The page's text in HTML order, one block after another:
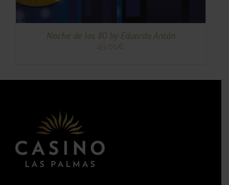
Noche de los 80 by Eduardo Antón
49,00€